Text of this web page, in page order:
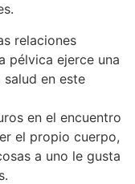
relaciones
pélvica ejerce una
en este
en el encuentro
el propio cuerpo,
a uno le gusta